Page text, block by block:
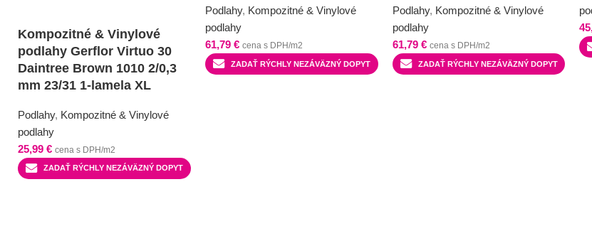
Kompozitné & Vinylové
podlahy Gerflor Virtuo 30
Daintree Brown 1010 2/0,3
mm 23/31 1-lamela XL
Podlahy, Kompozitné & Vinylové
podlahy
25,99 € cena s DPH/m2
ZADAŤ RÝCHLY NEZÁVÄZNÝ DOPYT
Podlahy, Kompozitné & Vinylové
podlahy
61,79 € cena s DPH/m2
ZADAŤ RÝCHLY NEZÁVÄZNÝ DOPYT
Podlahy, Kompozitné & Vinylové
podlahy
61,79 € cena s DPH/m2
ZADAŤ RÝCHLY NEZÁVÄZNÝ DOPYT